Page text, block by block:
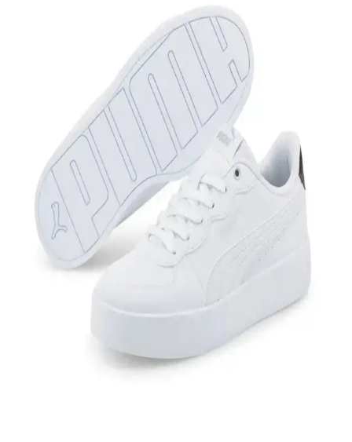
Konforlu Günlük Kullanım Modeli
Hammer Jack'in hakiki deri spor ayakkabısı, şıklık ve konforu bir
arada sunar. Modern renk ve geometrik desen detaylarıyla günlük ve
spor aktiviteleri için ideal, unisex tasarımıyla geniş kullanıcı kitlesine
Benetton BN-30196 3374 Bordo Kadın Spor
Ayakkabı: Şıklık ve Konforun Birleşimi
Benetton BN-30196, 3374 bordo kadın spor ayakkabısı, hafif, nefes
alabilir ve şık tasarımıyla günlük kullanım ve spor aktiviteleri için
ideal, konforlu ve dayanıklı bir seçenek sunar.
Nike Yeşil Sneaker Modelleri ve Fiyatlarıyla Stil ve
Konforu Bir Arada Sunar
Nike'nin yeşil sneaker koleksiyonu çeşitli modelleri, fiyat
seçenekleri ve kombin ipuçlarıyla şıklık ve rahatlığı bir arada sunar.
Nike Air Jordan Legacy 312 Low: Modern Tasarım
ve Yüksek Performanslı Spor Ayakkabısı
Nike Air Jordan Legacy 312 Low, şık tasarımı, konfor ve
dayanıklılığıyla günlük ve spor kullanımı için ideal, modern ve